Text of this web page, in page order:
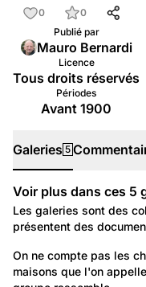
0
0
Publié par
Mauro Bernardi
Licence
Tous droits réservés
Périodes
Avant 1900
Galeries 5
Galeries
Voir plus dans ces 5
Les galeries sont des
présentent des
Environnement:
Châteaux et
On ne compte pas les
maisons que l'on